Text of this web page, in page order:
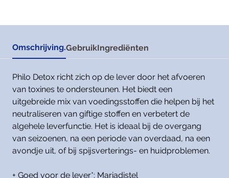
Omschrijving.GebruikIngrediënten
Philo Detox richt zich op de lever door het afvoeren
van toxines te ondersteunen. Het biedt een
uitgebreide mix van voedingsstoffen die helpen bij het
neutraliseren van giftige stoffen en verbetert de
algehele leverfunctie. Het is ideaal bij de overgang
van seizoenen, na een periode van overdaad, na een
avondje uit, of bij spijsverterings- en huidproblemen.
+ Goed voor de lever*: Mariadistel